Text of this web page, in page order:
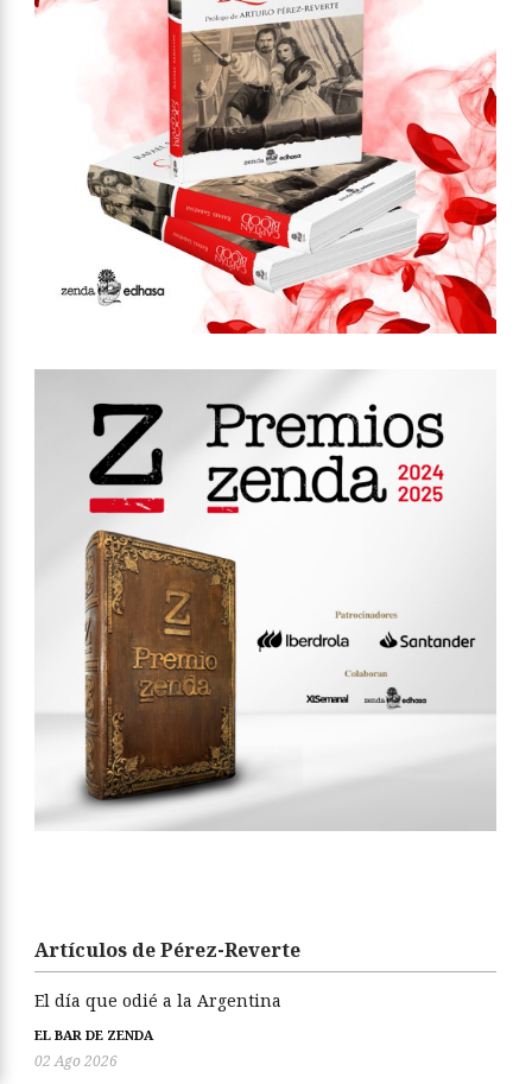
Artículos de Pérez-Reverte
El día que odié a la Argentina
EL BAR DE ZENDA
02 Ago 2026